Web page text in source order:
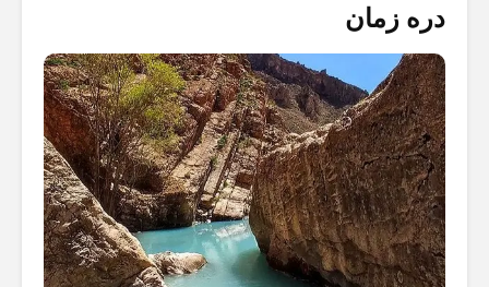
دره زمان